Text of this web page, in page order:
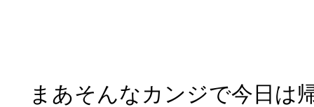
まあそんなカンジで今日は